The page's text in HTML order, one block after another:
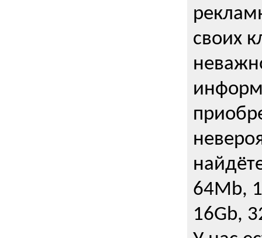
своих
64Mb,
16Gb,